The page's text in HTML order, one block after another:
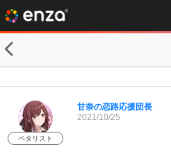
ペタリスト
甘奈の恋路応援団長
2021/10/25